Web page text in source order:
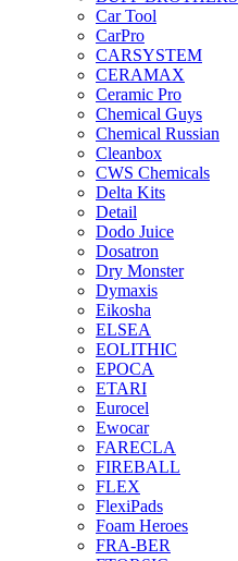
Car Tool
CarPro
CARSYSTEM
CERAMAX
Ceramic Pro
Chemical Guys
Chemical Russian
Cleanbox
CWS Chemicals
Delta Kits
Detail
Dodo Juice
Dosatron
Dry Monster
Dymaxis
Eikosha
ELSEA
EOLITHIC
EPOCA
ETARI
Eurocel
Ewocar
FARECLA
FIREBALL
FLEX
FlexiPads
Foam Heroes
FRA-BER